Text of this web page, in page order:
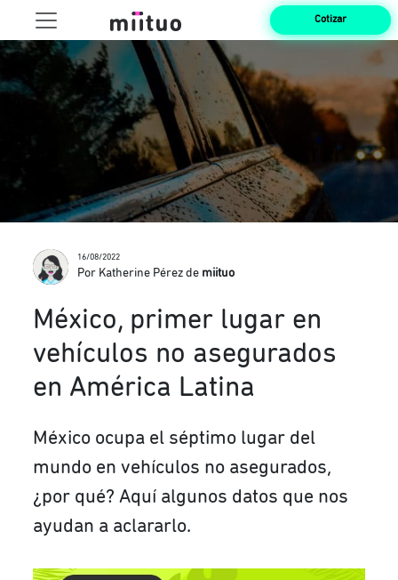
Cotizar
16/08/2022
Por Katherine Pérez de miituo
México, primer lugar en
vehículos no asegurados
en América Latina
México ocupa el séptimo lugar del
mundo en vehículos no asegurados,
¿por qué? Aquí algunos datos que nos
ayudan a aclararlo.